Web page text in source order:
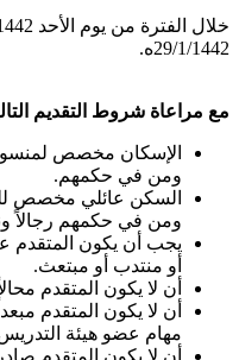
29/1/1442ه.
مع مراعاة شروط التقديم
الإسكان مخصص
ومن في حكمهم.
السكن عائلي مخصص
ومن في حكمهم رجالاً
يجب أن يكون المتقدم
أو منتدب أو مبتعث.
أن لا يكون المتقدم
أن لا يكون المتقدم
مهام عضو هيئة
أن لا يكون المتقدم